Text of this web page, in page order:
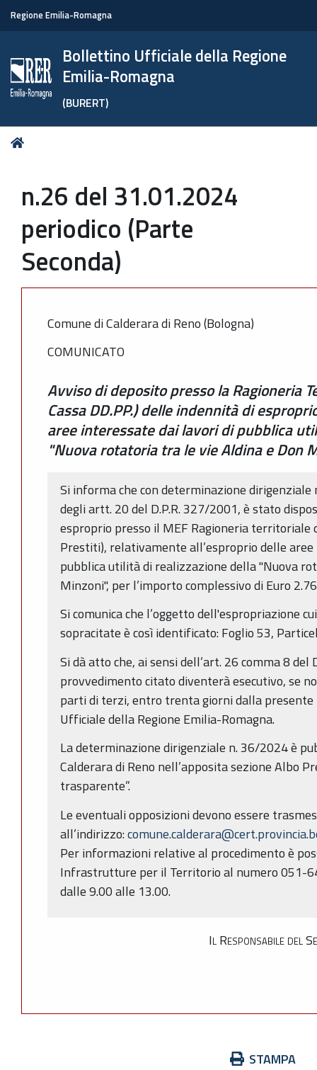
Regione Emilia-Romagna
Bollettino Ufficiale della Regione
Emilia-Romagna
(BURERT)
Tu
n.26 del 31.01.2024
periodico (Parte
Seconda)
Comune di Calderara di Reno (Bologna)
COMUNICATO
Avviso di deposito presso la Ragioneria
Cassa DD.PP.) delle indennità di
aree interessate dai lavori di pubblica
"Nuova rotatoria tra le vie Aldina e Don
Si informa che con determinazione
degli artt. 20 del D.P.R. 327/2001, è stato
esproprio presso il MEF Ragioneria territoriale
Prestiti), relativamente all’esproprio delle
pubblica utilità di realizzazione della "Nuova
Minzoni", per l’importo complessivo di Euro
Si comunica che l’oggetto dell'espropriazione
sopracitate è così identificato: Foglio 53,
Si dà atto che, ai sensi dell’art. 26 comma 8 del
provvedimento citato diventerà esecutivo, se
parti di terzi, entro trenta giorni dalla
Ufficiale della Regione Emilia-Romagna.
La determinazione dirigenziale n. 36/2024 è
Calderara di Reno nell’apposita sezione Albo
trasparente”.
Le eventuali opposizioni devono essere
all’indirizzo:
Per informazioni relative al procedimento è
Infrastrutture per il Territorio al numero 051-
dalle 9.00 alle 13.00.
Il Responsabile del
STAMPA